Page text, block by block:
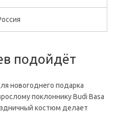
подойдёт
новогоднего подарка
поклоннику Budi Basa
костюм делает